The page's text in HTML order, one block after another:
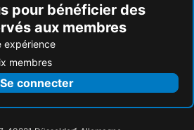
pour bénéficier des
aux membres
expérience
membres
Se connecter